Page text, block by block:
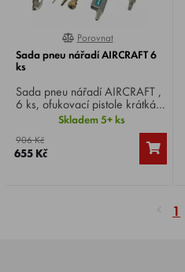
0%
Porovnat
Sada pneu nářadí AIRCRAFT 6
ks
Sada pneu nářadí AIRCRAFT ,
6 ks, ofukovací pistole krátká,
pneuhustič SD, kvalitní
spirálová tlaková hadice z
polyuretanu, třídílná sada
adaptérů.
Skladem 5+ ks
906 Kč
655 Kč
1